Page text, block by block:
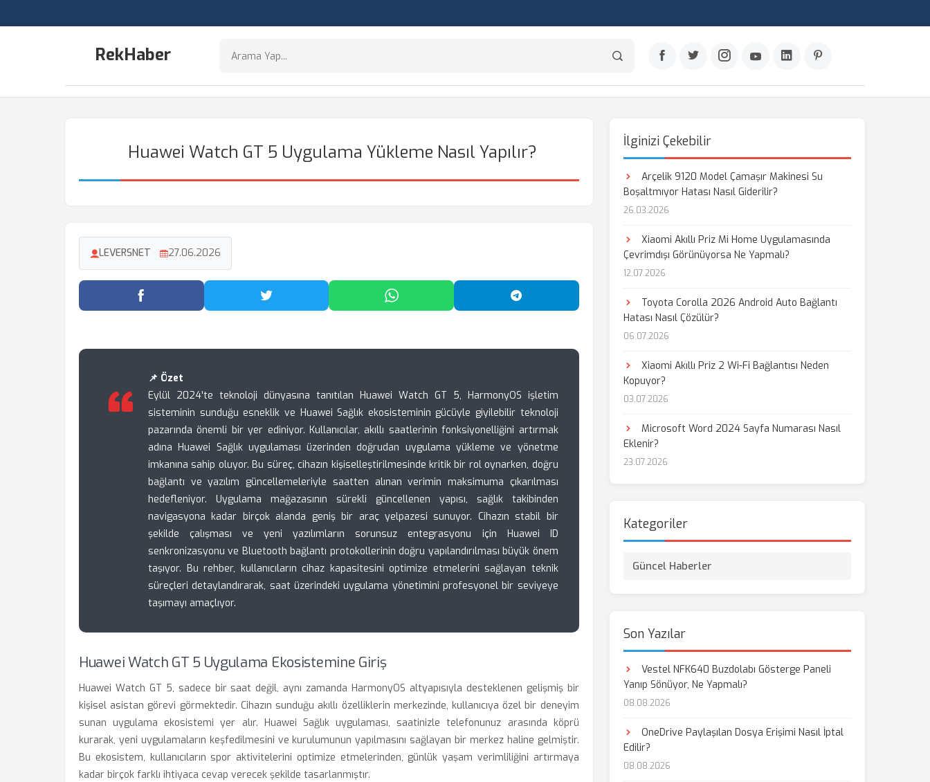
RekHaber
Huawei Watch GT 5 Uygulama Yükleme Nasıl Yapılır?
LEVERSNET 27.06.2026
Facebook'ta Paylaş Twitter'da Paylaş WhatsApp'ta Paylaş Telegram'da Paylaş
📌 Özet
Eylül 2024'te teknoloji dünyasına tanıtılan Huawei Watch GT 5, HarmonyOS işletim
sisteminin sunduğu esneklik ve Huawei Sağlık ekosisteminin gücüyle giyilebilir teknoloji
pazarında önemli bir yer ediniyor. Kullanıcılar, akıllı saatlerinin fonksiyonelliğini artırmak
adına Huawei Sağlık uygulaması üzerinden doğrudan uygulama yükleme ve yönetme
imkanına sahip oluyor. Bu süreç, cihazın kişiselleştirilmesinde kritik bir rol oynarken, doğru
bağlantı ve yazılım güncellemeleriyle saatten alınan verimin maksimuma çıkarılması
hedefleniyor. Uygulama mağazasının sürekli güncellenen yapısı, sağlık takibinden
navigasyona kadar birçok alanda geniş bir araç yelpazesi sunuyor. Cihazın stabil bir
şekilde çalışması ve yeni yazılımların sorunsuz entegrasyonu için Huawei ID
senkronizasyonu ve Bluetooth bağlantı protokollerinin doğru yapılandırılması büyük önem
taşıyor. Bu rehber, kullanıcıların cihaz kapasitesini optimize etmelerini sağlayan teknik
süreçleri detaylandırarak, saat üzerindeki uygulama yönetimini profesyonel bir seviyeye
taşımayı amaçlıyor.
Huawei Watch GT 5 Uygulama Ekosistemine Giriş
Huawei Watch GT 5, sadece bir saat değil, aynı zamanda HarmonyOS altyapısıyla desteklenen gelişmiş bir
kişisel asistan görevi görmektedir. Cihazın sunduğu akıllı özelliklerin merkezinde, kullanıcıya özel bir deneyim
sunan uygulama ekosistemi yer alır. Huawei Sağlık uygulaması, saatinizle telefonunuz arasında köprü
kurarak, yeni uygulamaların keşfedilmesini ve kurulumunun yapılmasını sağlayan bir merkez haline gelmiştir.
Bu ekosistem, kullanıcıların spor aktivitelerini optimize etmelerinden, günlük yaşam verimliliğini artırmaya
kadar birçok farklı ihtiyaca cevap verecek şekilde tasarlanmıştır.
İlginizi Çekebilir
Arçelik 9120 Model Çamaşır Makinesi Su
Boşaltmıyor Hatası Nasıl Giderilir?
26.03.2026
Xiaomi Akıllı Priz Mi Home Uygulamasında
Çevrimdışı Görünüyorsa Ne Yapmalı?
12.07.2026
Toyota Corolla 2026 Android Auto Bağlantı
Hatası Nasıl Çözülür?
06.07.2026
Xiaomi Akıllı Priz 2 Wi-Fi Bağlantısı Neden
Kopuyor?
03.07.2026
Microsoft Word 2024 Sayfa Numarası Nasıl
Eklenir?
23.07.2026
Kategoriler
Güncel Haberler
Son Yazılar
Vestel NFK640 Buzdolabı Gösterge Paneli
Yanıp Sönüyor, Ne Yapmalı?
08.08.2026
OneDrive Paylaşılan Dosya Erişimi Nasıl İptal
Edilir?
08.08.2026